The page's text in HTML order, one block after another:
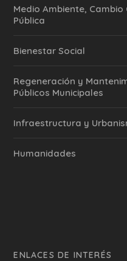
Medio Ambiente,
Pública
Bienestar Social
Regeneración y
Públicos Municipales
Infraestructura y
Humanidades
ENLACES DE INTERÉS